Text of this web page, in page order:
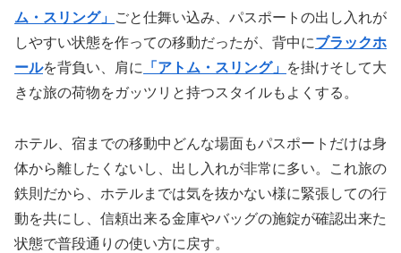
ム・スリング」 ごと仕舞い込み、パスポートの出し入れが
しやすい状態を作っての移動だったが、背中にブラックホ
ールを背負い、肩に 「アトム・スリング」 を掛けそして大
きな旅の荷物をガッツリと持つスタイルもよくする。
ホテル、宿までの移動中どんな場面もパスポートだけは身
体から離したくないし、出し入れが非常に多い。これ旅の
鉄則だから、ホテルまでは気を抜かない様に緊張しての行
動を共にし、信頼出来る金庫やバッグの施錠が確認出来た
状態で普段通りの使い方に戻す。